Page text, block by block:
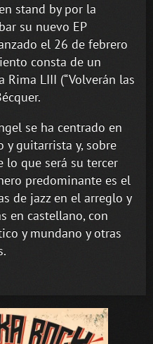
stand by por la
su nuevo EP
el 26 de febrero
consta de un
LIII (“Volverán las
se ha centrado en
y guitarrista y, sobre
lo que será su tercer
predominante es el
de jazz en el arreglo y
en castellano, con
y mundano y otras